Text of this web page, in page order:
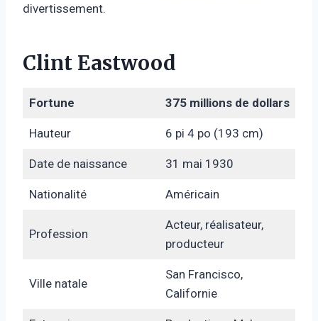
divertissement.
Clint Eastwood
Fortune 375 millions de dollars
Hauteur 6 pi 4 po (193 cm)
Date de naissance 31 mai 1930
Nationalité Américain
Profession
Acteur, réalisateur,
producteur
Ville natale
San Francisco,
Californie